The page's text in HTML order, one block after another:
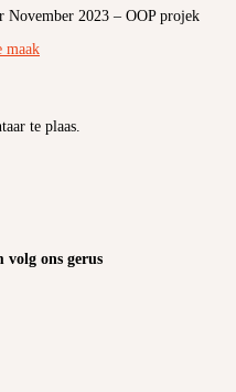
2023 – OOP projek
maak
te plaas.
ons gerus